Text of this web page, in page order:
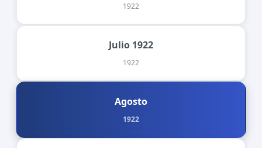
1922
Julio 1922
1922
Agosto
1922